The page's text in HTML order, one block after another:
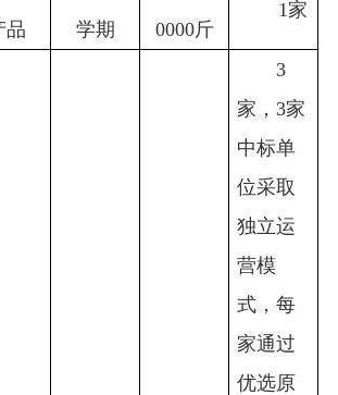
品
学期
0000斤
1家
3
家，3家
中标单
位采取
独立运
营模
式，每
家通过
优选原